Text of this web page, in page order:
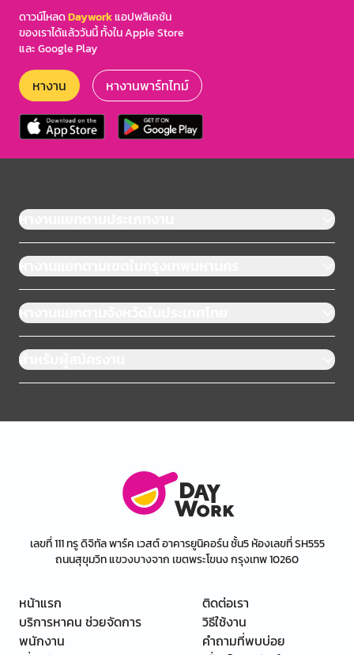
ดาวน์โหลดDayworkแอปพลิเคชัน
ของเราได้แล้ววันนี้ ทั้งใน Apple Store
และ Google Play
หางาน หางานพาร์ทไทม์
หางานแยกตามประเภทงาน
หางานแยกตามเขตในกรุงเทพมหานคร
หางานแยกตามจังหวัดในประเทศไทย
สำหรับผู้สมัครงาน
เลขที่ 111 ทรู ดิจิทัล พาร์ค เวสต์ อาคารยูนิคอร์น ชั้น5 ห้องเลขที่ SH555
ถนนสุขุมวิท แขวงบางจาก เขตพระโขนง กรุงเทพ 10260
หน้าแรก
บริการหาคน ช่วยจัดการ
พนักงาน
ติดต่อเรา
วิธีใช้งาน
คำถามที่พบบ่อย